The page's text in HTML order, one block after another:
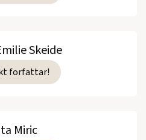
Skeide
forfattar!
Miric